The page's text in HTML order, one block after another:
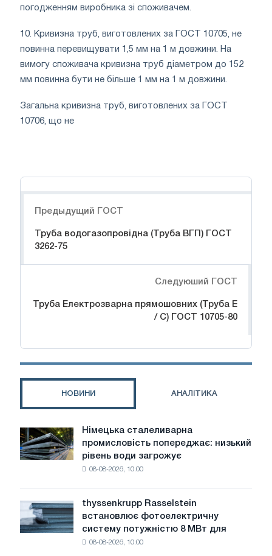
погодженням виробника зі споживачем.
10. Кривизна труб, виготовлених за ГОСТ 10705, не
повинна перевищувати 1,5 мм на 1 м довжини. На
вимогу споживача кривизна труб діаметром до 152
мм повинна бути не більше 1 мм на 1 м довжини.
Загальна кривизна труб, виготовлених за ГОСТ
10706, що не
Предыдущий ГОСТ
Труба водогазопровідна (Труба ВГП) ГОСТ
3262-75
Следуюший ГОСТ
Труба Електрозварна прямошовних (Труба Е
/ С) ГОСТ 10705-80
НОВИНИ АНАЛІТИКА
Німецька
сталеливарна
промисловість
води
загрожує
Німецька сталеливарна
промисловість попереджає: низький
рівень води загрожує
08-08-2026, 10:00
thyssenkrupp
Rasselstein
встановлює
фотоелектричну
thyssenkrupp Rasselstein
встановлює фотоелектричну
систему потужністю 8 МВт для
08-08-2026, 10:00